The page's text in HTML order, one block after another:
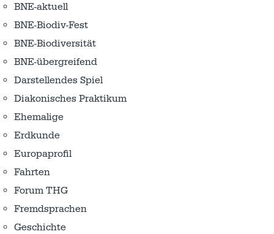
BNE-aktuell
BNE-Biodiv-Fest
BNE-Biodiversität
BNE-übergreifend
Darstellendes Spiel
Diakonisches Praktikum
Ehemalige
Erdkunde
Europaprofil
Fahrten
Forum THG
Fremdsprachen
Geschichte